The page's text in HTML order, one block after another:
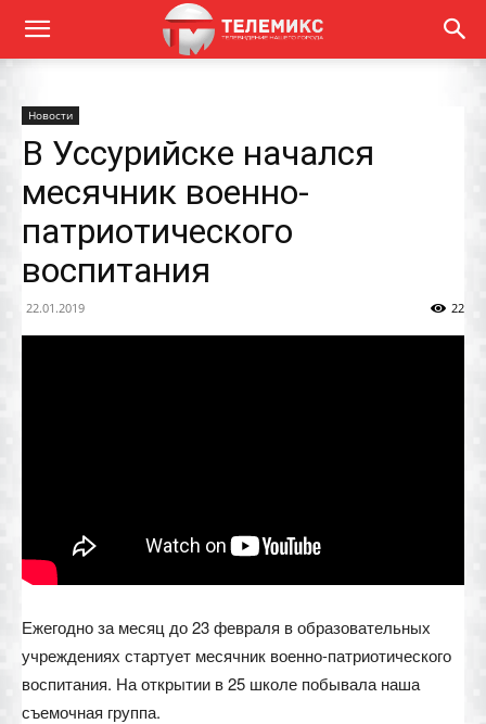
Новости
В Уссурийске начался
месячник военно-
патриотического
воспитания
22.01.2019 22
Ежегодно за месяц до 23 февраля в образовательных
учреждениях стартует месячник военно-патриотического
воспитания. На открытии в 25 школе побывала наша
съемочная группа.